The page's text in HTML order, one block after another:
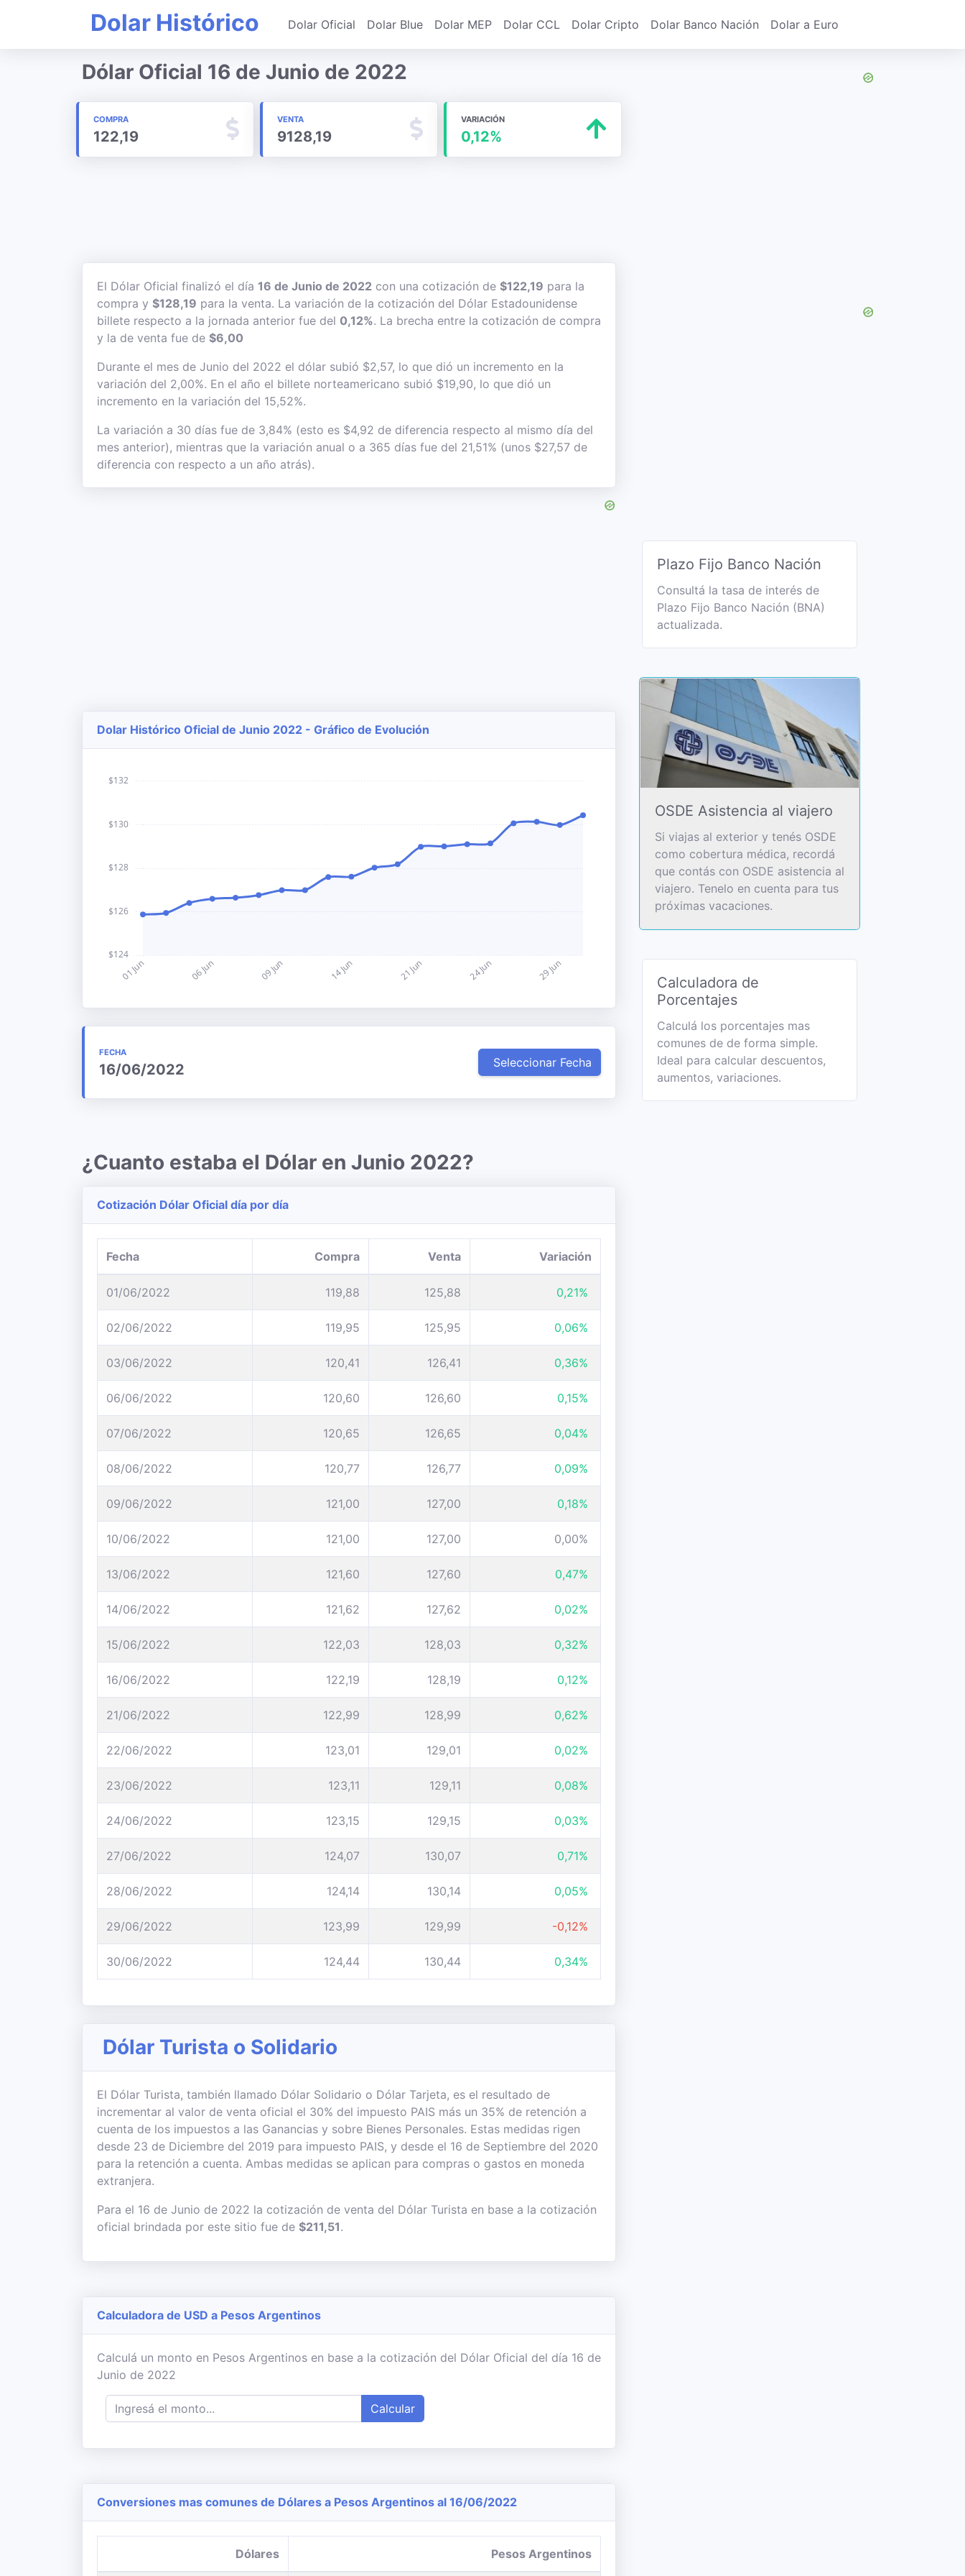
Dolar Histórico Dolar Oficial Dolar Blue Dolar MEP Dolar CCL Dolar Cripto Dolar Banco Nación Dolar a Euro
Dólar Oficial 16 de Junio de 2022
COMPRA
122,19
VENTA
9128,19
VARIACIÓN
0,12%
El Dólar Oficial finalizó el día 16 de Junio de 2022 con una cotización de $122,19 para la
compra y $128,19 para la venta. La variación de la cotización del Dólar Estadounidense
billete respecto a la jornada anterior fue del 0,12%. La brecha entre la cotización de compra
y la de venta fue de $6,00
Durante el mes de Junio del 2022 el dólar subió $2,57, lo que dió un incremento en la
variación del 2,00%. En el año el billete norteamericano subió $19,90, lo que dió un
incremento en la variación del 15,52%.
La variación a 30 días fue de 3,84% (esto es $4,92 de diferencia respecto al mismo día del
mes anterior), mientras que la variación anual o a 365 días fue del 21,51% (unos $27,57 de
diferencia con respecto a un año atrás).
Dolar Histórico Oficial de Junio 2022 - Gráfico de Evolución
FECHA
16/06/2022 Seleccionar Fecha
¿Cuanto estaba el Dólar en Junio 2022?
Cotización Dólar Oficial día por día
Fecha Compra Venta Variación
01/06/2022 119,88 125,88 0,21%
02/06/2022 119,95 125,95 0,06%
03/06/2022 120,41 126,41 0,36%
06/06/2022 120,60 126,60 0,15%
07/06/2022 120,65 126,65 0,04%
08/06/2022 120,77 126,77 0,09%
09/06/2022 121,00 127,00 0,18%
10/06/2022 121,00 127,00 0,00%
13/06/2022 121,60 127,60 0,47%
14/06/2022 121,62 127,62 0,02%
15/06/2022 122,03 128,03 0,32%
16/06/2022 122,19 128,19 0,12%
21/06/2022 122,99 128,99 0,62%
22/06/2022 123,01 129,01 0,02%
23/06/2022 123,11 129,11 0,08%
24/06/2022 123,15 129,15 0,03%
27/06/2022 124,07 130,07 0,71%
28/06/2022 124,14 130,14 0,05%
29/06/2022 123,99 129,99 -0,12%
30/06/2022 124,44 130,44 0,34%
Dólar Turista o Solidario
El Dólar Turista, también llamado Dólar Solidario o Dólar Tarjeta, es el resultado de
incrementar al valor de venta oficial el 30% del impuesto PAIS más un 35% de retención a
cuenta de los impuestos a las Ganancias y sobre Bienes Personales. Estas medidas rigen
desde 23 de Diciembre del 2019 para impuesto PAIS, y desde el 16 de Septiembre del 2020
para la retención a cuenta. Ambas medidas se aplican para compras o gastos en moneda
extranjera.
Para el 16 de Junio de 2022 la cotización de venta del Dólar Turista en base a la cotización
oficial brindada por este sitio fue de $211,51.
Calculadora de USD a Pesos Argentinos
Calculá un monto en Pesos Argentinos en base a la cotización del Dólar Oficial del día 16 de
Junio de 2022
Calcular
Conversiones mas comunes de Dólares a Pesos Argentinos al 16/06/2022
Dólares Pesos Argentinos
Plazo Fijo Banco Nación
Consultá la tasa de interés de
Plazo Fijo Banco Nación (BNA)
actualizada.
OSDE Asistencia al viajero
Si viajas al exterior y tenés OSDE
como cobertura médica, recordá
que contás con OSDE asistencia al
viajero. Tenelo en cuenta para tus
próximas vacaciones.
Calculadora de
Porcentajes
Calculá los porcentajes mas
comunes de de forma simple.
Ideal para calcular descuentos,
aumentos, variaciones.